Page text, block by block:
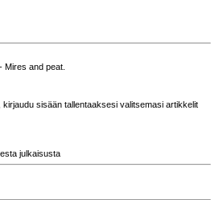
Mires and peat.
sisään tallentaaksesi valitsemasi artikkelit
julkaisusta